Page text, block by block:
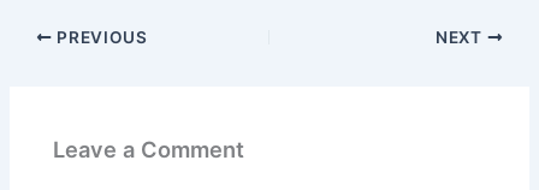
PREVIOUS NEXT
Leave a Comment